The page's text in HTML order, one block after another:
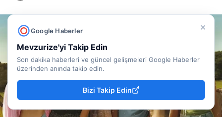
×
Google Haberler
Mevzurize'yi Takip Edin
Son dakika haberleri ve güncel gelişmeleri Google Haberler
üzerinden anında takip edin.
Bizi Takip Edin